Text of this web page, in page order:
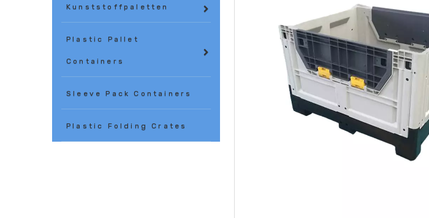
Kunststoffpaletten
Plastic Pallet
Containers
Sleeve Pack Containers
Plastic Folding Crates